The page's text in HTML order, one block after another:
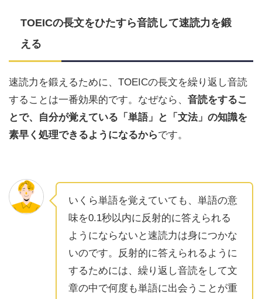
TOEICの長文をひたすら音読して速読力を鍛
える
速読力を鍛えるために、TOEICの長文を繰り返し音読
することは一番効果的です。なぜなら、 音読をするこ
とで、自分が覚えている「単語」と「文法」の知識を
素早く処理できるようになるからです。
いくら単語を覚えていても、単語の意
味を0.1秒以内に反射的に答えられる
ようにならないと速読力は身につかな
いのです。反射的に答えられるように
するためには、繰り返し音読をして文
章の中で何度も単語に出会うことが重